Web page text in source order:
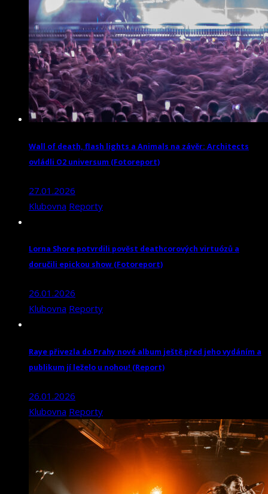
Wall of death, flash lights a Animals na závěr: Architects
ovládli O2 universum (Fotoreport)
27.01.2026
Klubovna Reporty
Lorna Shore potvrdili pověst deathcorových virtuózů a
doručili epickou show (Fotoreport)
26.01.2026
Klubovna Reporty
Raye přivezla do Prahy nové album ještě před jeho vydáním a
publikum jí leželo u nohou! (Report)
26.01.2026
Klubovna Reporty